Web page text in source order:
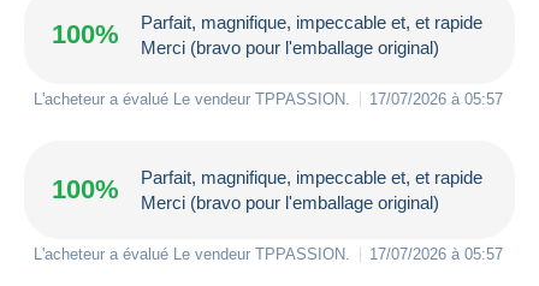
100%
Parfait, magnifique, impeccable et, et rapide
Merci (bravo pour l'emballage original)
L'acheteur a évalué Le vendeur TPPASSION 17/07/2026 à 05:57
100%
Parfait, magnifique, impeccable et, et rapide
Merci (bravo pour l'emballage original)
L'acheteur a évalué Le vendeur TPPASSION 17/07/2026 à 05:57